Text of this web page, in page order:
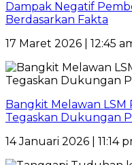
Dampak Negatif
Berdasarkan Fakta
17 Maret 2026 | 12:45
Bangkit Melawan LSM
Tegaskan Dukungan
14 Januari 2026 | 11:14